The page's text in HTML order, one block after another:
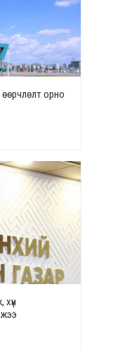
өөрчлөлт орно
хүн